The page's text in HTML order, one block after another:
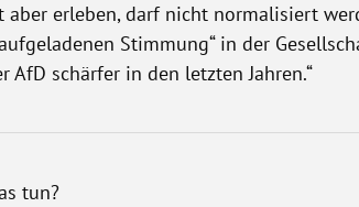
erleben, darf nicht normalisiert
Stimmung“ in der
schärfer in den letzten Jahren.“
tun?